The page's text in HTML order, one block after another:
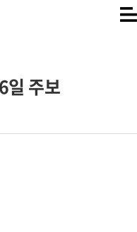
주보